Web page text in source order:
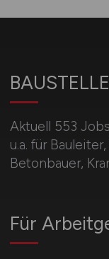
Aktuell 553
u.a. für
Betonbauer,
Für